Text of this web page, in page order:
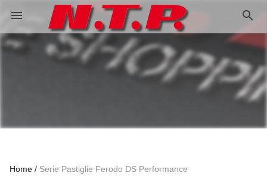
menu search
Home Serie Pastiglie Ferodo DS Performance